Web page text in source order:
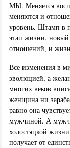
МЫ. Меняется
меняются и
уровень. Штамп в
этап жизни,
отношений, и
Все изменения в
эволюцией, а
многих веков
женщина ни
равно она
мужчиной. А
холостяцкой
получает от